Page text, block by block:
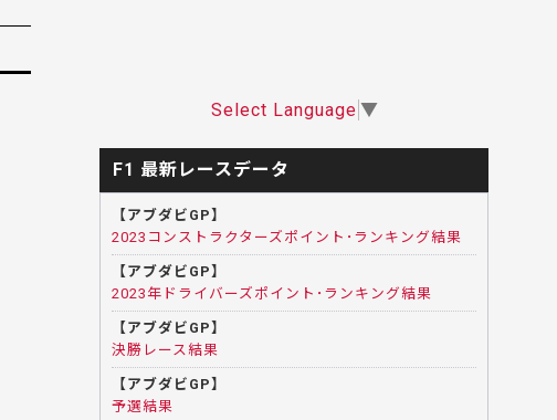
Select Language ▼
F1 最新レースデータ
【アブダビGP】
2023コンストラクターズポイント･ランキング結果
【アブダビGP】
2023年ドライバーズポイント･ランキング結果
【アブダビGP】
決勝レース結果
【アブダビGP】
予選結果